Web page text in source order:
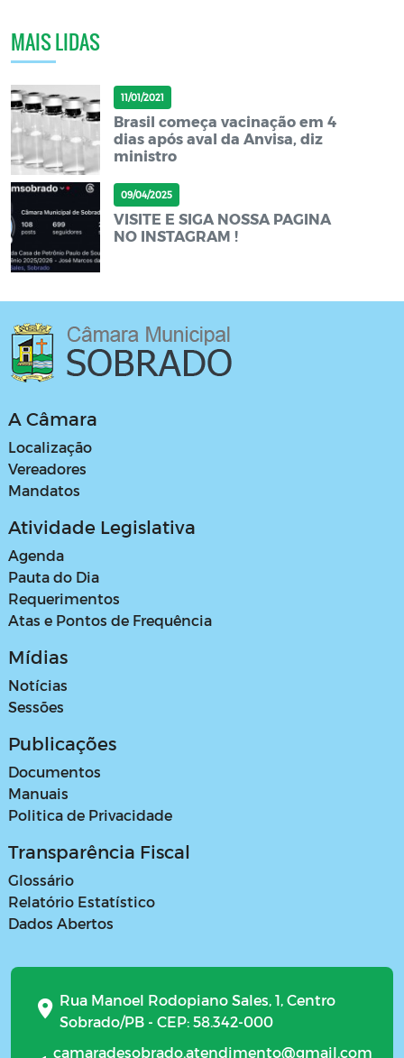
MAIS LIDAS
11/01/2021
Brasil começa vacinação em 4
dias após aval da Anvisa, diz
ministro
09/04/2025
VISITE E SIGA NOSSA PAGINA
NO INSTAGRAM !
A Câmara
Localização
Vereadores
Mandatos
Atividade Legislativa
Agenda
Pauta do Dia
Requerimentos
Atas e Pontos de Frequência
Mídias
Notícias
Sessões
Publicações
Documentos
Manuais
Politica de Privacidade
Transparência Fiscal
Glossário
Relatório Estatístico
Dados Abertos
Rua Manoel Rodopiano Sales, 1, Centro
Sobrado/PB - CEP: 58.342-000
camaradesobrado.atendimento@gmail.com